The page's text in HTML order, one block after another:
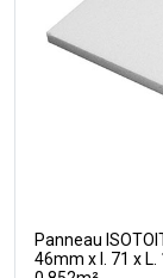
Panneau
46mm x l. 71 x